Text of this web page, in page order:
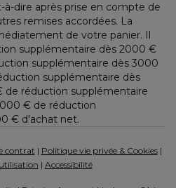
dire après prise en compte de
remises accordées. La
de votre panier. Il
supplémentaire dès 2000 €
supplémentaire dès 3000
supplémentaire dès
réduction supplémentaire
€ de réduction
€ d'achat net.
contrat | Politique vie privée & Cookies
| Accessibilité